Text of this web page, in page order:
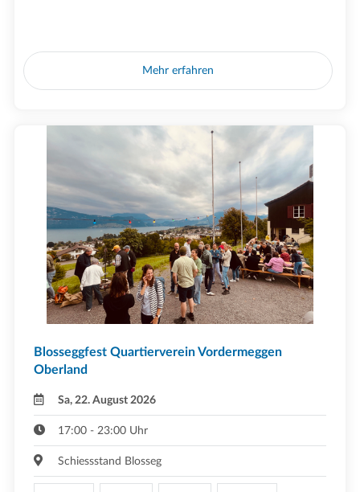
Mehr erfahren
Blosseggfest Quartierverein Vordermeggen
Oberland
Sa, 22. August 2026
17:00 - 23:00 Uhr
Schiessstand Blosseg